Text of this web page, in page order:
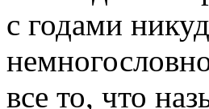
с годами
все то, что